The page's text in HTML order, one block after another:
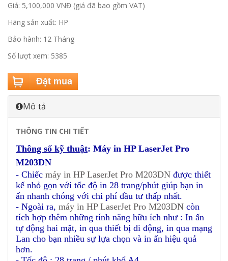
Giá: 5,100,000 VNĐ (giá đã bao gồm VAT)
Hãng sản xuất: HP
Bảo hành: 12 Tháng
Số lượt xem: 5385
Mô tả
THÔNG TIN CHI TIẾT
Thông số kỹ thuật: Máy in HP LaserJet Pro
M203DN
- Chiếc máy in HP LaserJet Pro M203DN được thiết
kế nhỏ gọn với tốc độ in 28 trang/phút giúp bạn in
ấn nhanh chóng với chi phí đầu tư thấp nhất.
- Ngoài ra, máy in HP LaserJet Pro M203DN còn
tích hợp thêm những tính năng hữu ích như : In ấn
tự động hai mặt, in qua thiết bị di động, in qua mạng
Lan cho bạn nhiều sự lựa chọn và in ấn hiệu quả
hơn.